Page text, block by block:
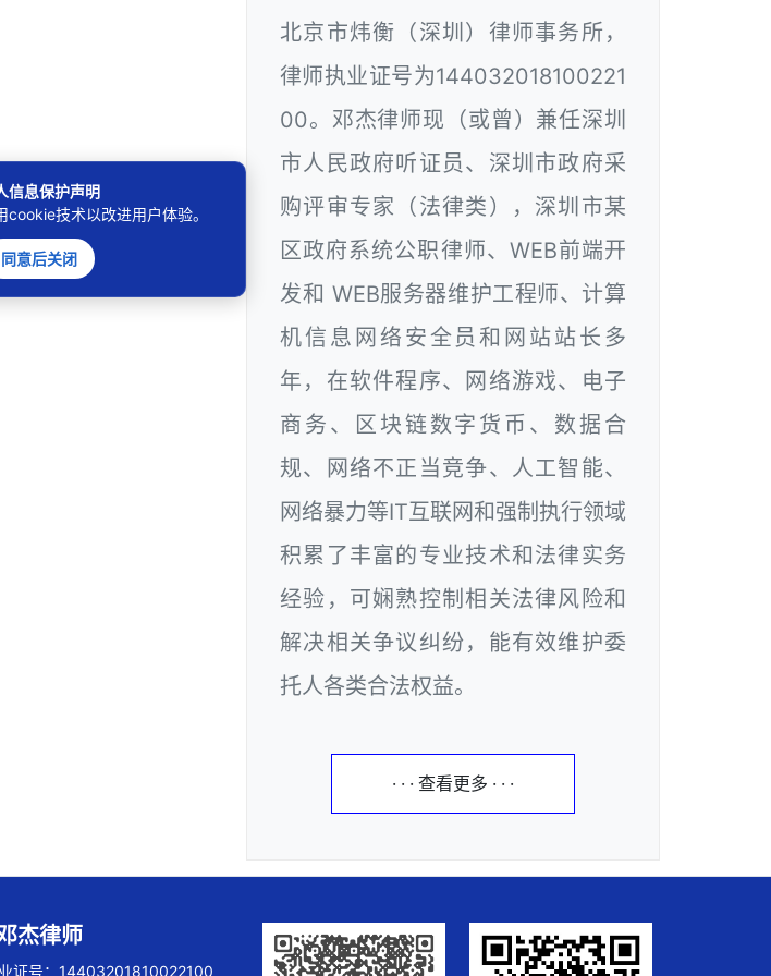
北京市炜衡（深圳）律师事务所，
律师执业证号为144032018100221
00。邓杰律师现（或曾）兼任深圳
市人民政府听证员、深圳市政府采
购评审专家（法律类），深圳市某
区政府系统公职律师、WEB前端开
发和 WEB服务器维护工程师、计算
机信息网络安全员和网站站长多
年，在软件程序、网络游戏、电子
商务、区块链数字货币、数据合
规、网络不正当竞争、人工智能、
网络暴力等IT互联网和强制执行领域
积累了丰富的专业技术和法律实务
经验，可娴熟控制相关法律风险和
解决相关争议纠纷，能有效维护委
托人各类合法权益。
· · · 查看更多 · · ·
杰律师
证号：14403201810022100
信息保护声明
技术以改进用户体验。
同意后关闭